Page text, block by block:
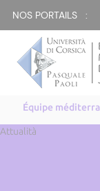
NOS PORTAILS :
Équipe
Attualità